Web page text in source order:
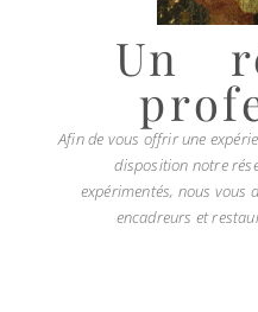
Un
Afin de vous offrir une
disposition notre
expérimentés, nous vous
encadreurs et